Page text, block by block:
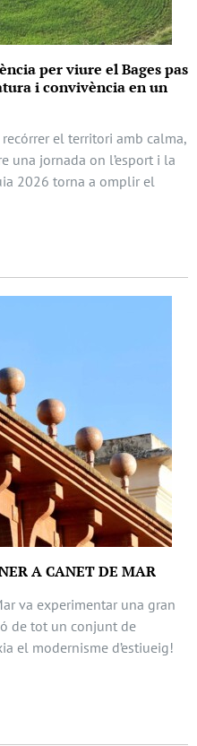
per viure el Bages pas
i convivència en un
el territori amb calma,
una jornada on l’esport i la
2026 torna a omplir el
A CANET DE MAR
va experimentar una gran
de tot un conjunt de
el modernisme d’estiueig!